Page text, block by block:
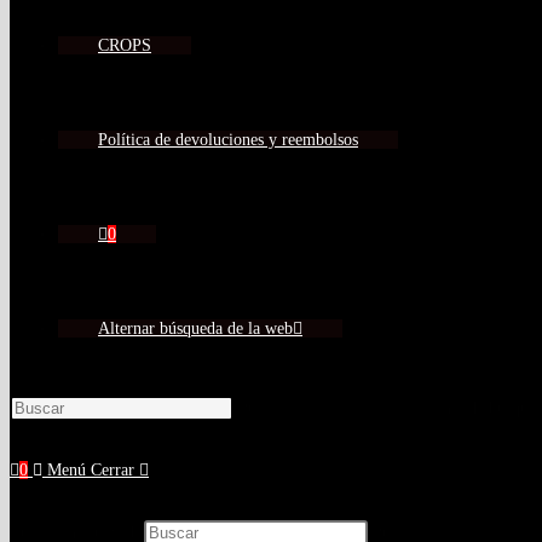
CROPS
Política de devoluciones y reembolsos
0
Alternar búsqueda de la web
0 Menú Cerrar